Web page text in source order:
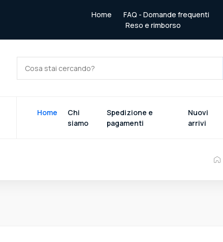
Home
FAQ - Domande frequenti
Reso e rimborso
Home
Chi
siamo
Spedizione e
pagamenti
Nuovi
arrivi